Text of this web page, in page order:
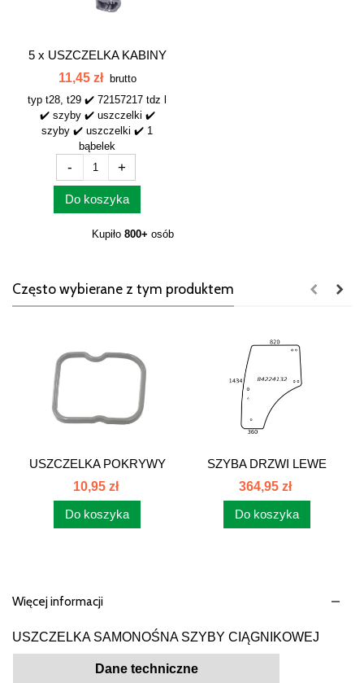
5 x USZCZELKA KABINY
T28 WĄSKA...
11,45 zł
brutto
typ t28, t29 ✔️ 72157217 tdz l
✔️ szyby ✔️ uszczelki ✔️
szyby ✔️ uszczelki ✔️ 1
bąbelek
- +
Do koszyka
Kupiło 800+ osób
Często wybierane z tym produktem
USZCZELKA POKRYWY
ZAWORÓW...
10,95 zł
Do koszyka
SZYBA DRZWI LEWE
NEW HOLLAND...
364,95 zł
Do koszyka
Więcej informacji
USZCZELKA SAMONOŚNA SZYBY CIĄGNIKOWEJ
Dane techniczne